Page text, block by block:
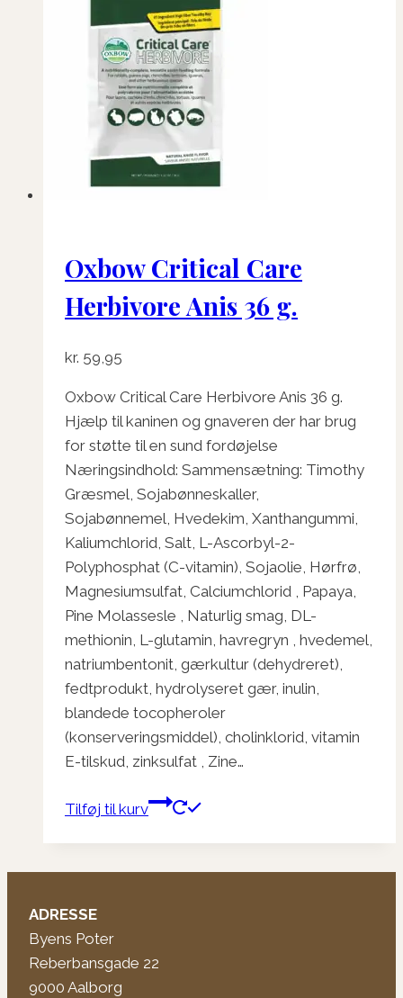
Oxbow Critical Care
Herbivore Anis 36 g.
kr. 59,95
Oxbow Critical Care Herbivore Anis 36 g.
Hjælp til kaninen og gnaveren der har brug
for støtte til en sund fordøjelse
Næringsindhold: Sammensætning: Timothy
Græsmel, Sojabønneskaller,
Sojabønnemel, Hvedekim, Xanthangummi,
Kaliumchlorid, Salt, L-Ascorbyl-2-
Polyphosphat (C-vitamin), Sojaolie, Hørfrø,
Magnesiumsulfat, Calciumchlorid , Papaya,
Pine Molassesle , Naturlig smag, DL-
methionin, L-glutamin, havregryn , hvedemel,
natriumbentonit, gærkultur (dehydreret),
fedtprodukt, hydrolyseret gær, inulin,
blandede tocopheroler
(konserveringsmiddel), cholinklorid, vitamin
E-tilskud, zinksulfat , Zine…
Tilføj til kurv
ADRESSE
Byens Poter
Reberbansgade 22
9000 Aalborg